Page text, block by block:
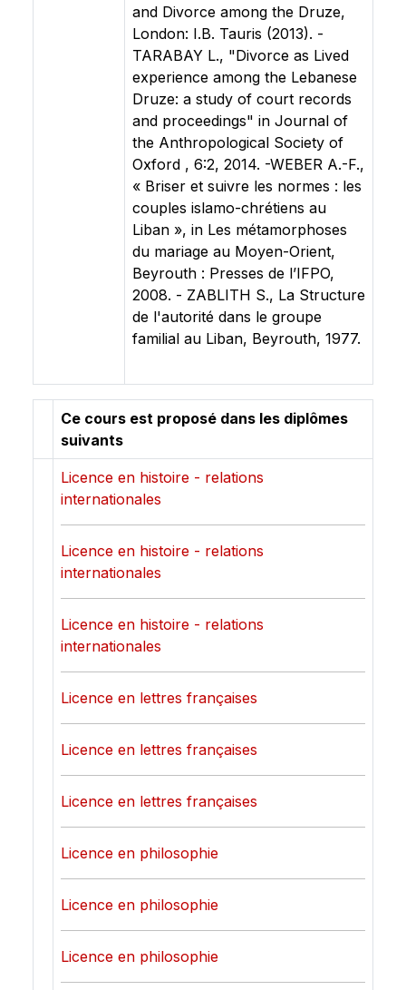
and Divorce among the Druze,
London: I.B. Tauris (2013). -
TARABAY L., "Divorce as Lived
experience among the Lebanese
Druze: a study of court records
and proceedings" in Journal of
the Anthropological Society of
Oxford , 6:2, 2014. -WEBER A.-F.,
« Briser et suivre les normes : les
couples islamo-chrétiens au
Liban », in Les métamorphoses
du mariage au Moyen-Orient,
Beyrouth : Presses de l’IFPO,
2008. - ZABLITH S., La Structure
de l'autorité dans le groupe
familial au Liban, Beyrouth, 1977.
Ce cours est proposé dans les diplômes
suivants
Licence en histoire - relations
internationales
Licence en histoire - relations
internationales
Licence en histoire - relations
internationales
Licence en lettres françaises
Licence en lettres françaises
Licence en lettres françaises
Licence en philosophie
Licence en philosophie
Licence en philosophie